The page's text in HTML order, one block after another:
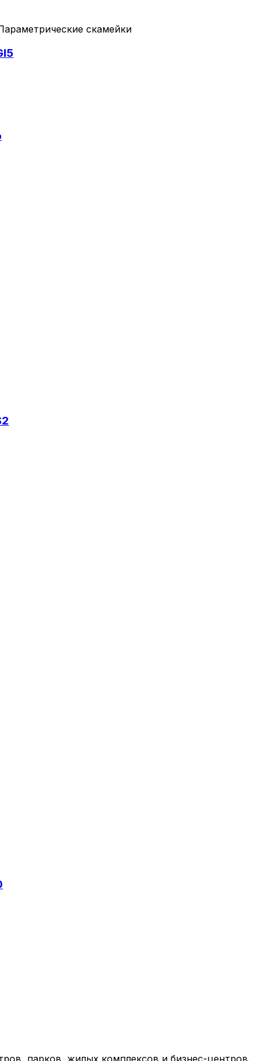
парков, жилых комплексов и бизнес-центров.